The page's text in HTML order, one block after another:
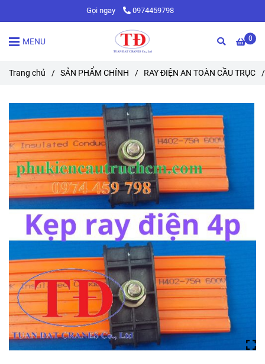
Gọi ngay 0974459798
0
MENU
Trang chủ / SẢN PHẨM CHÍNH / RAY ĐIỆN AN TOÀN CẦU TRỤC /